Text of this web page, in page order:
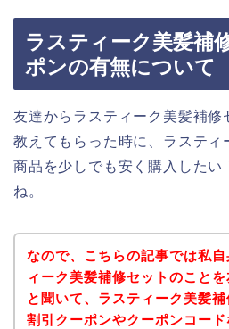
ラスティーク美髪補
ポンの有無について
友達からラスティーク美髪補修
教えてもらった時に、ラスティ
商品を少しでも安く購入したい
ね。
なので、こちらの記事では私
ィーク美髪補修セットのことを
と聞いて、ラスティーク美髪
割引クーポンやクーポンコー